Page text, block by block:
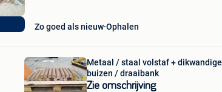
Zo goed als nieuw Ophalen
Metaal / staal volstaf + dikwandige
buizen / draaibank
Zie omschrijving